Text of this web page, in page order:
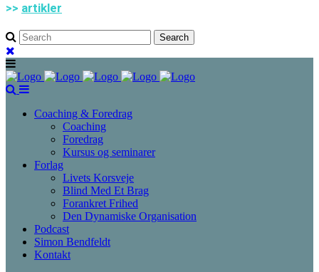
>> artikler
Coaching & Foredrag
Coaching
Foredrag
Kursus og seminarer
Forlag
Livets Korsveje
Blind Med Et Brag
Forankret Frihed
Den Dynamiske Organisation
Podcast
Simon Bendfeldt
Kontakt